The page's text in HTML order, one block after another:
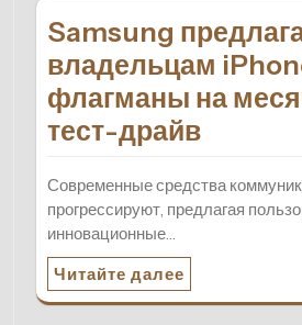
Samsung
владельцам
флагманы на
тест-драйв
Современные средства
прогрессируют, предлагая
инновационные…
Читайте далее